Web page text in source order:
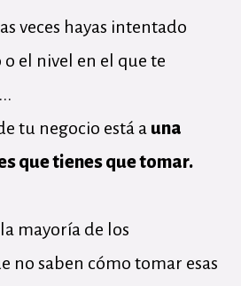
veces hayas intentado
el nivel en el que te
tu negocio está a una
que tienes que tomar.
mayoría de los
no saben cómo tomar esas